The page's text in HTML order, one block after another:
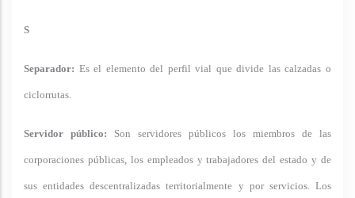
S
Separador: Es el elemento del perfil vial que divide las calzadas o
ciclorrutas.
Servidor público: Son servidores públicos los miembros de las
corporaciones públicas, los empleados y trabajadores del estado y de
sus entidades descentralizadas territorialmente y por servicios. Los